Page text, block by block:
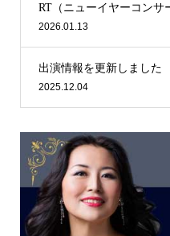
RT（ニューイヤーコンサ
2026.01.13
出演情報を更新しました
2025.12.04